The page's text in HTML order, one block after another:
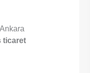
ticaret